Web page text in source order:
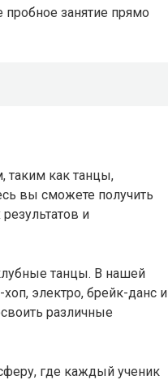
занятие прямо
таким как танцы,
вы сможете получить
и
танцы. В нашей
электро, брейк-данс и
различные
где каждый ученик